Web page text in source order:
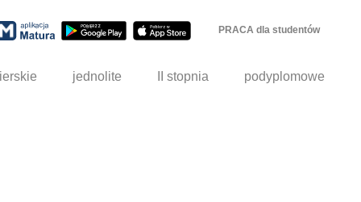
PRACA dla studentów
jednolite II stopnia podyplomowe